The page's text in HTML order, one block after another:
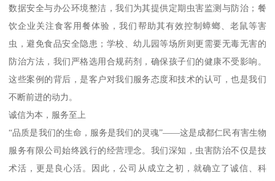
数据安全与办公环境整洁，我们为其提供定期虫害监测与防治；餐
饮企业关注食客用餐体验，我们帮助其有效控制蟑螂、老鼠等害
虫，避免食品安全隐患；学校、幼儿园等场所则更需要无毒无害的
防治方法，我们严格选用合规药剂，确保孩子们的健康不受影响。
这些案例的背后，是客户对我们服务态度和技术的认可，也是我们
不断前进的动力。
诚信为本，服务至上
“品质是我们的生命，服务是我们的灵魂”——这是成都仁民有害生物
服务有限公司始终践行的经营理念。我们深知，虫害防治不仅是技
术活，更是良心活。因此，公司从成立之初，就确立了诚信、科